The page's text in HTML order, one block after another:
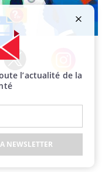
Twitter Instagram
l’actualité de la
NEWSLETTER